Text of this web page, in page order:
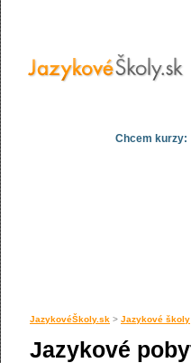
Chcem kurzy:
JazykovéŠkoly.sk > Jazykové školy
Jazykové